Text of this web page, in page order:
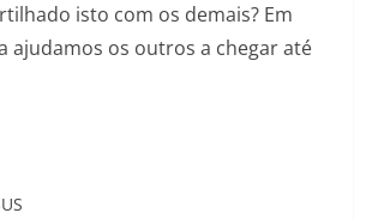
isto com os demais? Em
ajudamos os outros a chegar até